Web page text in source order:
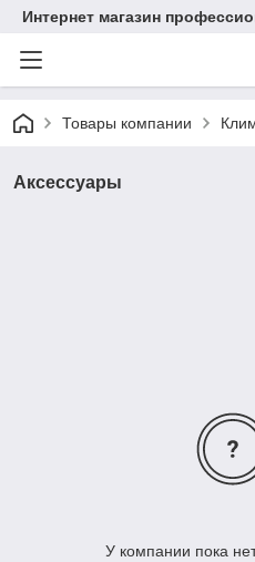
Интернет магазин
Товары компании
Аксессуары
У компании пока